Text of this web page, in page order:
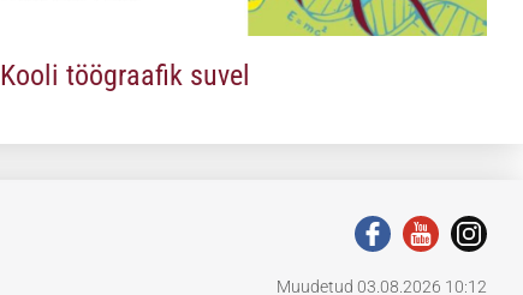
Kooli töögraafik suvel
Muudetud 03.08.2026 10:12